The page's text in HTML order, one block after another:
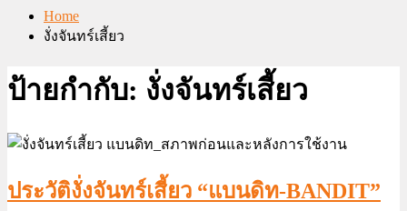
Home
งั่งจันทร์เสี้ยว
ป้ายกำกับ: งั่งจันทร์เสี้ยว
ประวัติงั่งจันทร์เสี้ยว “แบนดิท-BANDIT”